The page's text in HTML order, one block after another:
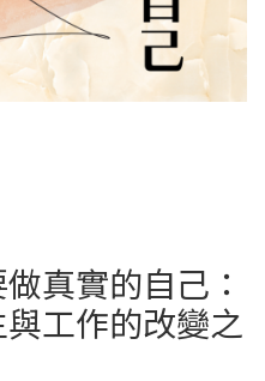
真實的自己：
工作的改變之